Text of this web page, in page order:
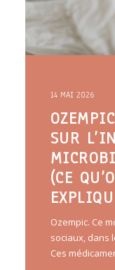
14 MAI 2026
SUR
(CE
Ozempic. Ce
sociaux, dans
Ces